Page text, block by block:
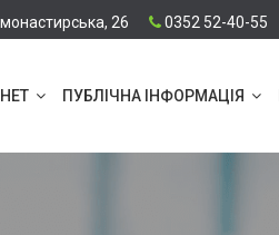
26 0352 52-40-55
ПУБЛІЧНА ІНФОРМАЦІЯ